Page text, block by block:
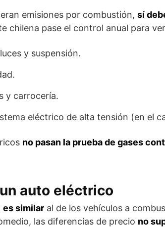
emisiones por combustión, sí
chilena pase el control anual para
y suspensión.
y carrocería.
eléctrico de alta tensión (en el
no pasan la prueba de gases
auto eléctrico
es similar al de los vehículos a
las diferencias de precio no